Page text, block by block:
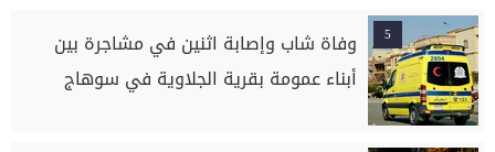
5
وفاة شاب وإصابة اثنين في مشاجرة بين
أبناء عمومة بقرية الجلاوية في سوهاج